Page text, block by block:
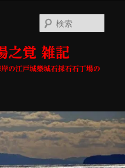
之覚 雑記
の江戸城築城石採石石丁場の
索